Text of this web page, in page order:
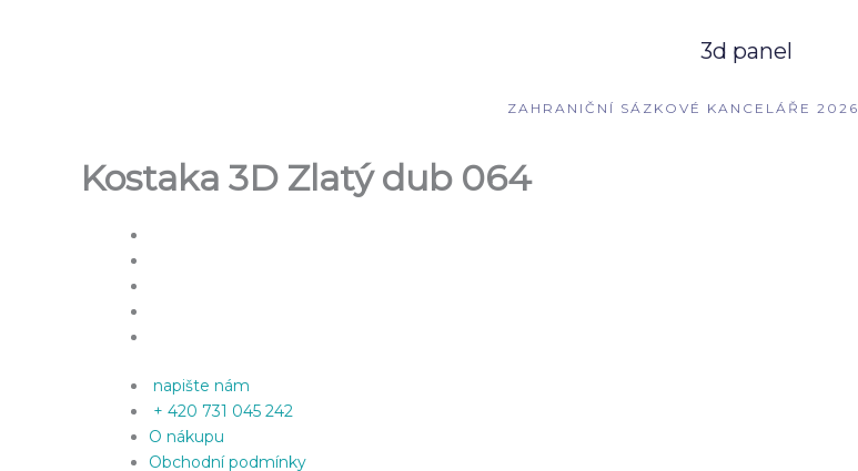
3d panel
ZAHRANIČNÍ SÁZKOVÉ KANCELÁŘE 2026
Kostaka 3D Zlatý dub 064
napište nám
+ 420 731 045 242
O nákupu
Obchodní podmínky